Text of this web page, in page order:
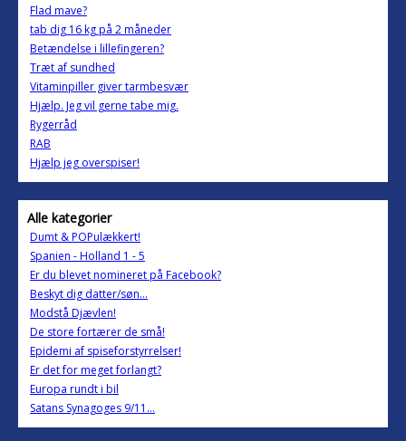
Flad mave?
tab dig 16 kg på 2 måneder
Betændelse i lillefingeren?
Træt af sundhed
Vitaminpiller giver tarmbesvær
Hjælp. Jeg vil gerne tabe mig.
Rygerråd
RAB
Hjælp jeg overspiser!
Alle kategorier
Dumt & POPulækkert!
Spanien - Holland 1 - 5
Er du blevet nomineret på Facebook?
Beskyt dig datter/søn...
Modstå Djævlen!
De store fortærer de små!
Epidemi af spiseforstyrrelser!
Er det for meget forlangt?
Europa rundt i bil
Satans Synagoges 9/11...